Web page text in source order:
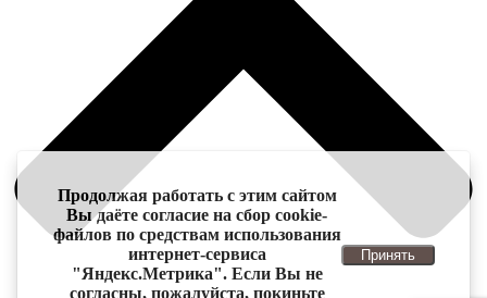
Продолжая работать с этим сайтом
Вы даёте согласие на сбор cookie-
файлов по средствам использования
интернет-сервиса
"Яндекс.Метрика". Если Вы не
согласны, пожалуйста, покиньте
Принять